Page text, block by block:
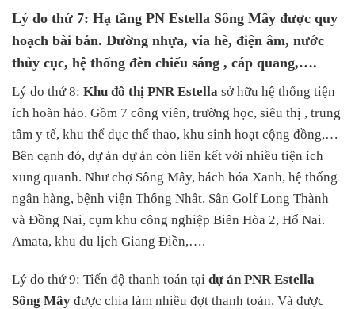
Lý do thứ 7: Hạ tầng PN Estella Sông Mây được quy
hoạch bài bản. Đường nhựa, vỉa hè, điện âm, nước
thủy cục, hệ thống đèn chiếu sáng , cáp quang,….
Lý do thứ 8: Khu đô thị PNR Estella sở hữu hệ thống tiện
ích hoàn hảo. Gồm 7 công viên, trường học, siêu thị , trung
tâm y tế, khu thể dục thể thao, khu sinh hoạt cộng đồng,…
Bên cạnh đó, dự án dự án còn liên kết với nhiều tiện ích
xung quanh. Như chợ Sông Mây, bách hóa Xanh, hệ thống
ngân hàng, bệnh viện Thống Nhất. Sân Golf Long Thành
và Đồng Nai, cụm khu công nghiệp Biên Hòa 2, Hố Nai.
Amata, khu du lịch Giang Điền,….
Lý do thứ 9: Tiến độ thanh toán tại dự án PNR Estella
Sông Mây được chia làm nhiều đợt thanh toán. Và được